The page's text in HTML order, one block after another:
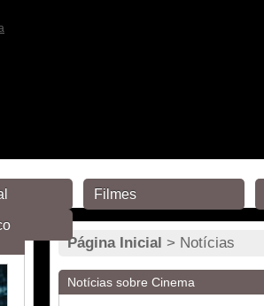
Página Inicial > Notícias
Notícias sobre Cinema
Filmes